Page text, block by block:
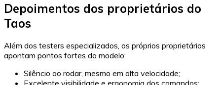
Depoimentos dos proprietários do
Taos
Além dos testers especializados, os próprios proprietários
apontam pontos fortes do modelo:
Silêncio ao rodar, mesmo em alta velocidade;
Excelente visibilidade e ergonomia dos comandos;